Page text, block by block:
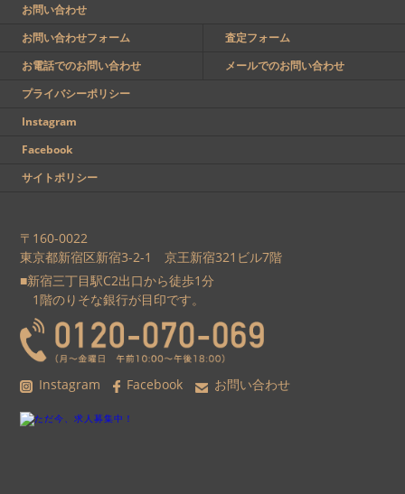
〒160-0022
東京都新宿区新宿3-2-1 京王新宿321ビル7階
■新宿三丁目駅C2出口から徒歩1分
1階のりそな銀行が目印です。
Instagram Facebook お問い合わせ
お問い合わせ
お問い合わせフォーム
査定フォーム
お電話でのお問い合わせ
メールでのお問い合わせ
プライバシーポリシー
Instagram
Facebook
サイトポリシー